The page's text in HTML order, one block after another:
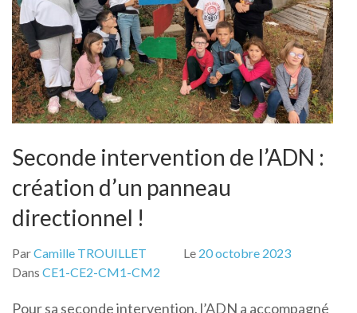
Seconde intervention de l’ADN :
création d’un panneau
directionnel !
ParCamille TROUILLET Le 20 octobre 2023
Dans CE1-CE2-CM1-CM2
Pour sa seconde intervention, l’ADN a accompagné